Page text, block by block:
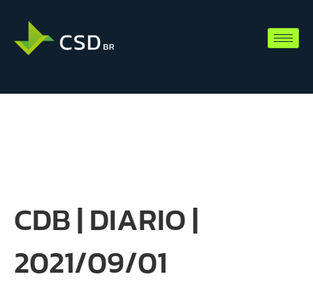
CDB | DIARIO |
2021/09/01